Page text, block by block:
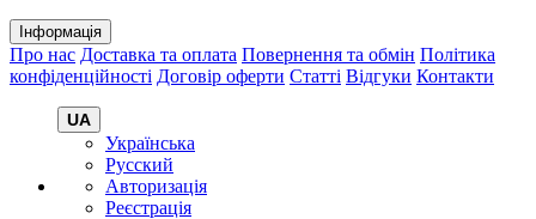
Інформація
Про нас Доставка та оплата Повернення та обмін Політика
конфіденційності Договір оферти Статті Відгуки Контакти
UA
Українська
Русский
Авторизація
Реєстрація